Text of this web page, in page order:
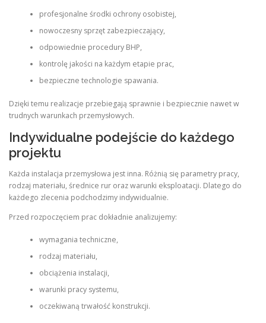
profesjonalne środki ochrony osobistej,
nowoczesny sprzęt zabezpieczający,
odpowiednie procedury BHP,
kontrolę jakości na każdym etapie prac,
bezpieczne technologie spawania.
Dzięki temu realizacje przebiegają sprawnie i bezpiecznie nawet w
trudnych warunkach przemysłowych.
Indywidualne podejście do każdego
projektu
Każda instalacja przemysłowa jest inna. Różnią się parametry pracy,
rodzaj materiału, średnice rur oraz warunki eksploatacji. Dlatego do
każdego zlecenia podchodzimy indywidualnie.
Przed rozpoczęciem prac dokładnie analizujemy:
wymagania techniczne,
rodzaj materiału,
obciążenia instalacji,
warunki pracy systemu,
oczekiwaną trwałość konstrukcji.